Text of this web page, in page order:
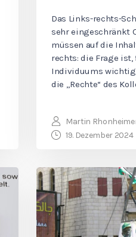
Das Links-rechts-
sehr eingeschränkt
müssen auf die
rechts: die Frage
Individuums
die „Rechte“ des
Martin
19. Dezember 2024